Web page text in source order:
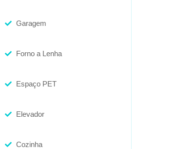
Garagem
Forno a Lenha
Espaço PET
Elevador
Cozinha